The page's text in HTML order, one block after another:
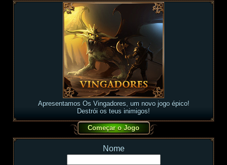
Apresentamos Os Vingadores, um novo jogo épico!
Destrói os teus inimigos!
Nome